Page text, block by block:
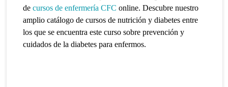
decursos de enfermería CFC online. Descubre nuestro
amplio catálogo decursos de nutrición y diabetes entre
los que se encuentra este curso sobre prevención y
cuidados de la diabetes para enfermos.